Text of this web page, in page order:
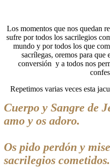
Los momentos que nos quedan
sufre por todos los sacrilegios
mundo y por todos los que
sacrílegas, oremos para
conversión y a todos nos
Repetimos varias veces esta
Cuerpo y Sangre de
amo y os adoro.
Os pido perdón y
sacrilegios cometidos.